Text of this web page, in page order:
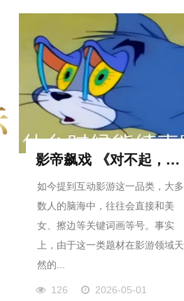
影帝飙戏 《对不起，我是警察》重新定义大尺度
如今提到互动影游这一品类，大多
数人的脑海中，往往会直接和美
女、擦边等关键词画等号。事实
上，由于这一类题材在影游领域天
然的...
126 2026-05-01